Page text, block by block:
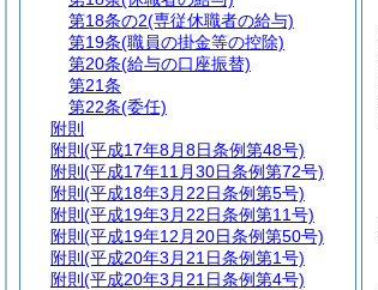
第18条の2(専従休職者の給与)
第19条(職員の掛金等の控除)
第20条(給与の口座振替)
第21条
第22条(委任)
附則
附則 (平成17年8月8日条例第48号)
附則 (平成17年11月30日条例第72号)
附則 (平成18年3月22日条例第5号)
附則 (平成19年3月22日条例第11号)
附則 (平成19年12月20日条例第50号)
附則 (平成20年3月21日条例第1号)
附則 (平成20年3月21日条例第4号)